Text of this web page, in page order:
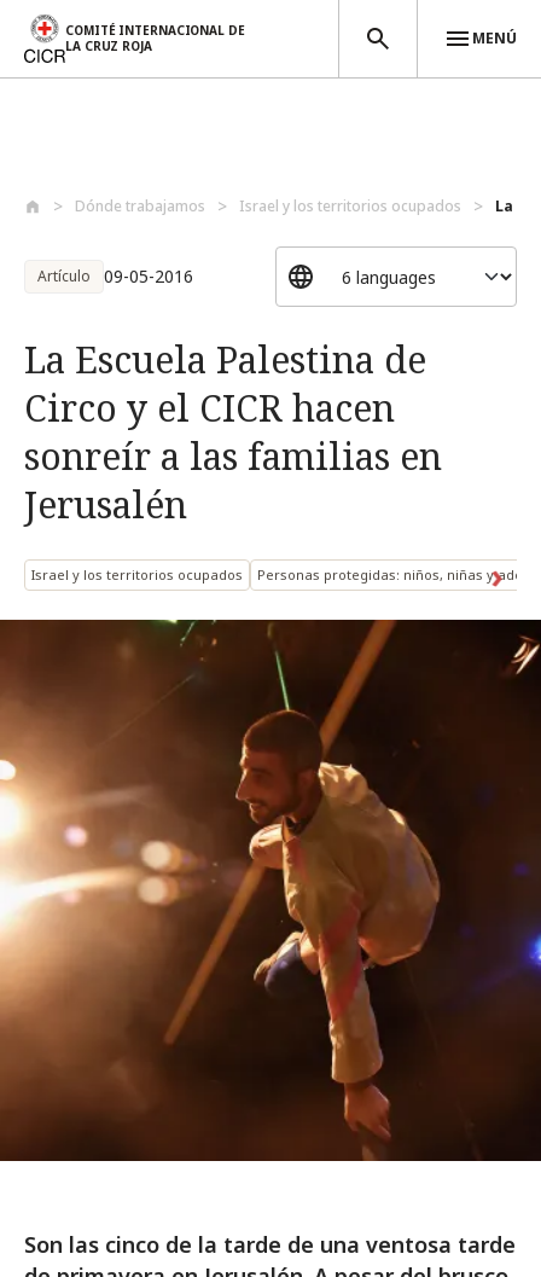
COMITÉ INTERNACIONAL DE
LA CRUZ ROJA
MENÚ
Dónde trabajamos Israel y los territorios ocupados La
Artículo 09-05-2016
La Escuela Palestina de
Circo y el CICR hacen
sonreír a las familias en
Jerusalén
Israel y los territorios ocupados Personas protegidas: niños, niñas y
Son las cinco de la tarde de una ventosa tarde